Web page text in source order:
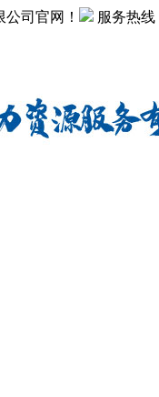
司官网！
服务热线